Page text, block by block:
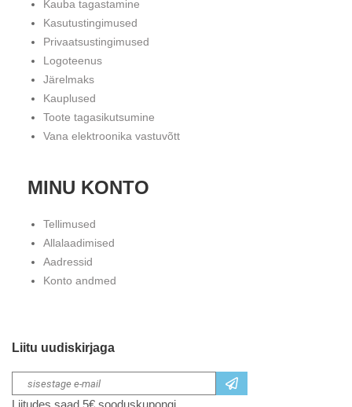
Kauba tagastamine
Kasutustingimused
Privaatsustingimused
Logoteenus
Järelmaks
Kauplused
Toote tagasikutsumine
Vana elektroonika vastuvõtt
MINU KONTO
Tellimused
Allalaadimised
Aadressid
Konto andmed
Liitu uudiskirjaga
Liitudes saad 5€ sooduskupongi